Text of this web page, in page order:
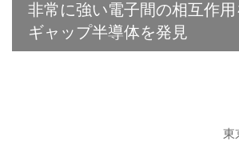
非常に強い電子間の相互作用
ギャップ半導体を発見
東